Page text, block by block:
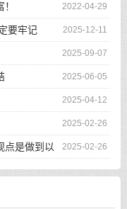
2022-04-29
2025-12-11
要牢记
2025-09-07
2025-06-05
2025-04-12
2025-02-26
2025-02-26
点是做到以